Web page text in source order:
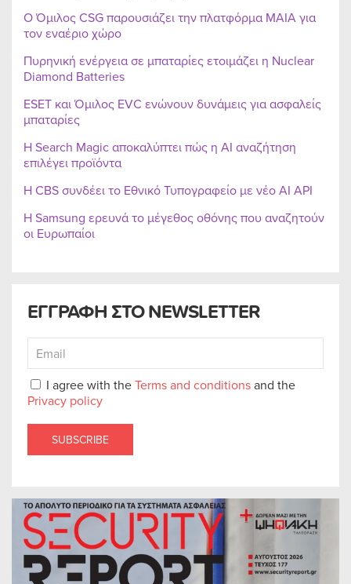
ΕΓΓΡΑΦΗ ΣΤΟ NEWSLETTER
I agree with theTerms and conditionsand the
Privacy policy
SUBSCRIBE
Ο Όμιλος CSG παρουσιάζει την πλατφόρμα MAIA για
τον εναέριο χώρο
Πυρηνική ενέργεια σε μπαταρίες ετοιμάζει η Nuclear
Diamond Batteries
ESET και Όμιλος EVC ενώνουν δυνάμεις για ασφαλείς
μπαταρίες
Η Search Magic αποκαλύπτει πώς η AI αναζήτηση
επιλέγει προϊόντα
Η CBS συνδέει το Εθνικό Τυπογραφείο με νέο AI API
Η Samsung ερευνά το μέγεθος οθόνης που αναζητούν
οι Ευρωπαίοι